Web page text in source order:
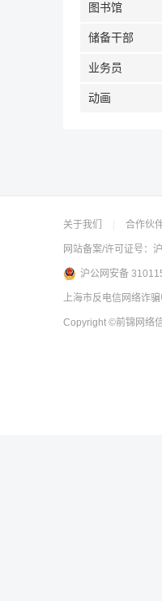
图书馆
储备干部
业务员
动画
关于我们 合作伙
网站备案/许可证号：
沪公网安备
上海市反电信网络诈
Copyright ©前锦网络